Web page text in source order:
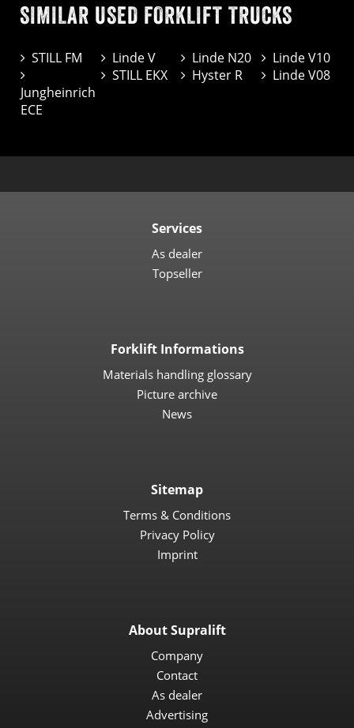
SIMILAR USED FORKLIFT TRUCKS
STILL FM Linde V Linde N20
Linde V10
Jungheinrich
ECE
STILL EKX Hyster R Linde V08
Services
As dealer
Topseller
Forklift Informations
Materials handling glossary
Picture archive
News
Sitemap
Terms & Conditions
Privacy Policy
Imprint
About Supralift
Company
Contact
As dealer
Advertising